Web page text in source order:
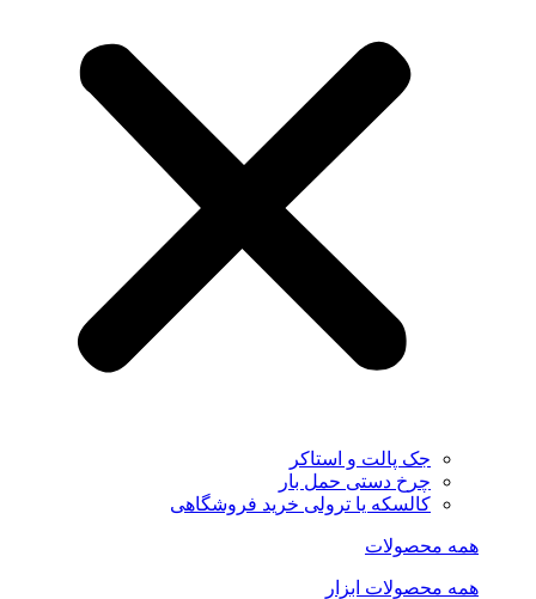
جک پالت و استاکر
چرخ دستی حمل بار
کالسکه یا ترولی خرید فروشگاهی
همه محصولات
همه محصولات ابزار